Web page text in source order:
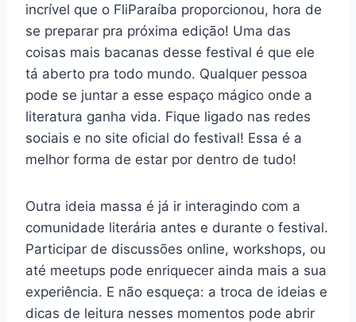
incrível que o FliParaíba proporcionou, hora de
se preparar pra próxima edição! Uma das
coisas mais bacanas desse festival é que ele
tá aberto pra todo mundo. Qualquer pessoa
pode se juntar a esse espaço mágico onde a
literatura ganha vida. Fique ligado nas redes
sociais e no site oficial do festival! Essa é a
melhor forma de estar por dentro de tudo!
Outra ideia massa é já ir interagindo com a
comunidade literária antes e durante o festival.
Participar de discussões online, workshops, ou
até meetups pode enriquecer ainda mais a sua
experiência. E não esqueça: a troca de ideias e
dicas de leitura nesses momentos pode abrir